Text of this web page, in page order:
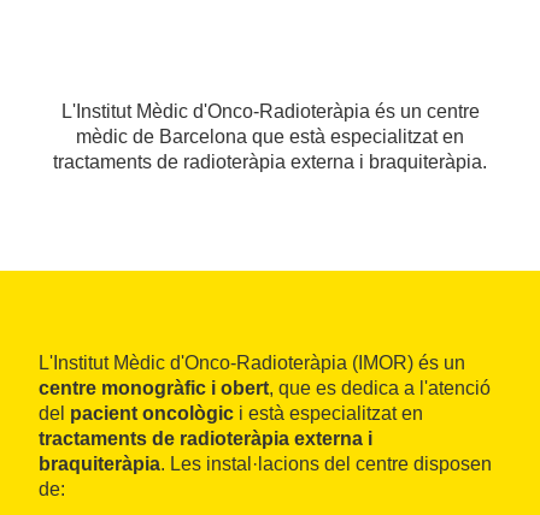
L'Institut Mèdic d'Onco-Radioteràpia és un centre
mèdic de Barcelona que està especialitzat en
tractaments de radioteràpia externa i braquiteràpia.
L'Institut Mèdic d'Onco-Radioteràpia (IMOR) és un
centre monogràfic i obert, que es dedica a l'atenció
del pacient oncològic i està especialitzat en
tractaments de radioteràpia externa i
braquiteràpia. Les instal·lacions del centre disposen
de: